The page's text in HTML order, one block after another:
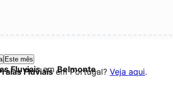
Este mês
FluviaisemBelmonte.
Fluviaisem Portugal? Veja aqui.